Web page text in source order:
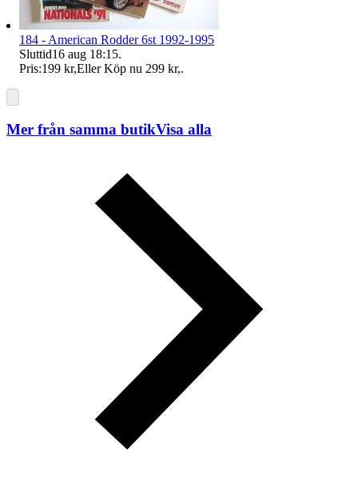
184 - American Rodder 6st 1992-1995
Sluttid16 aug 18:15.
Pris:199 kr,Eller Köp nu 299 kr,.
Mer från samma butikVisa alla